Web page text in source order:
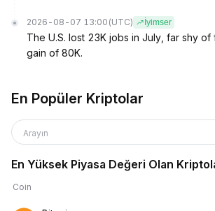
2026-08-07 13:00 (UTC) İyimser
The U.S. lost 23K jobs in July, far shy
gain of 80K.
En Popüler Kriptolar
Arayın
En Yüksek Piyasa Değeri Olan
Coin